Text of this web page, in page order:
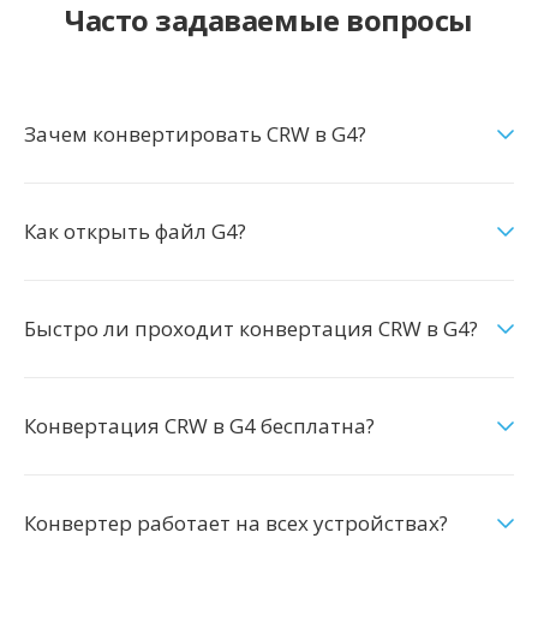
Часто задаваемые вопросы
Зачем конвертировать CRW в G4?
Как открыть файл G4?
Быстро ли проходит конвертация CRW в G4?
Конвертация CRW в G4 бесплатна?
Конвертер работает на всех устройствах?